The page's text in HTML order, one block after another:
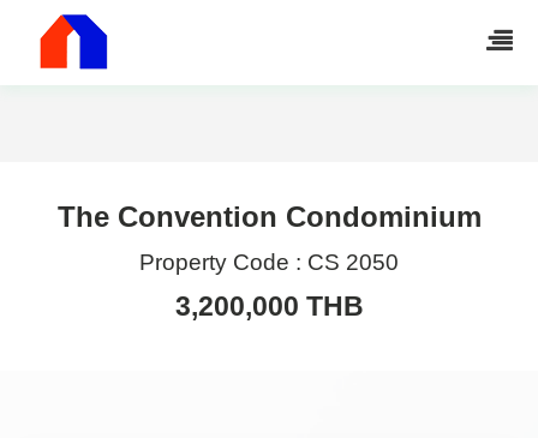
The Convention Condominium
Property Code : CS 2050
3,200,000 THB